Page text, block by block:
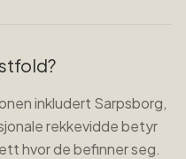
inkludert Sarpsborg,
rekkevidde betyr
hvor de befinner seg.